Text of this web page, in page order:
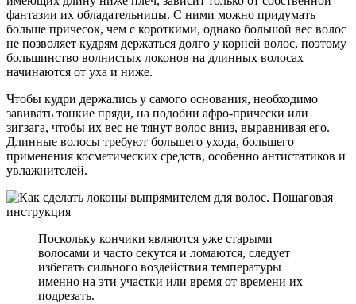
фантазии их обладательницы. С ними можно придумать
больше причесок, чем с короткими, однако большой вес волос
не позволяет кудрям держаться долго у корней волос, поэтому
большинство волнистых локонов на длинных волосах
начинаются от уха и ниже.
Чтобы кудри держались у самого основания, необходимо
завивать тонкие пряди, на подобии афро-прически или
зигзага, чтобы их вес не тянут волос вниз, выравнивая его.
Длинные волосы требуют большего ухода, большего
применения косметических средств, особенно антистатиков и
увлажнителей.
Поскольку кончики являются уже старыми
волосами и часто секутся и ломаются, следует
избегать сильного воздействия температуры
именно на эти участки или время от времени их
подрезать.